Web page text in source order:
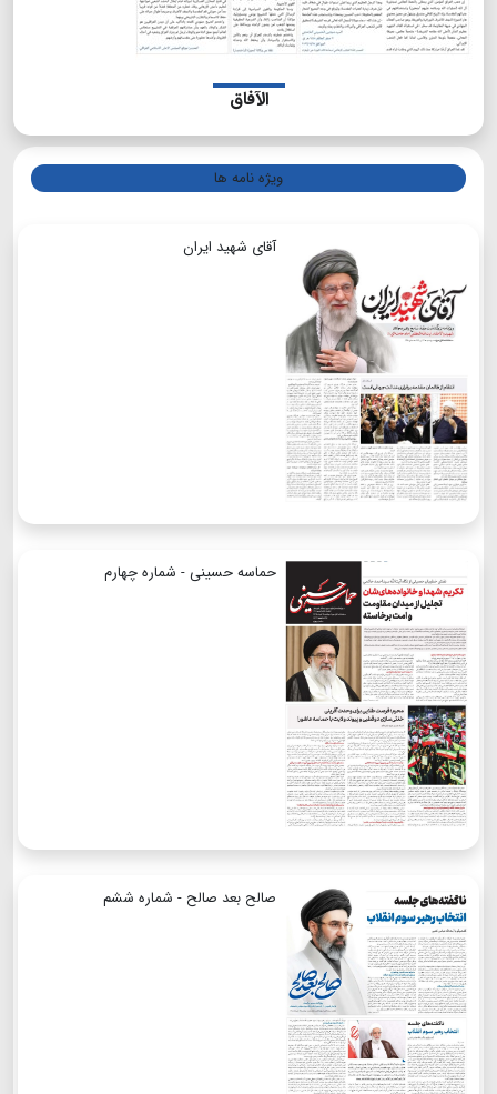
الآفاق
ویژه نامه ها
آقای شهید ایران
حماسه حسینی - شماره چهارم
صالح بعد صالح - شماره ششم